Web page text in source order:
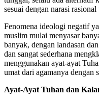
sesuai dengan narasi rasional
Fenomena ideologi negatif
muslim mulai menyasar
banyak, dengan landasan
dan sangat sederhana
menggunakan ayat-ayat
umat dari agamanya dengan
Ayat-Ayat Tuhan dan